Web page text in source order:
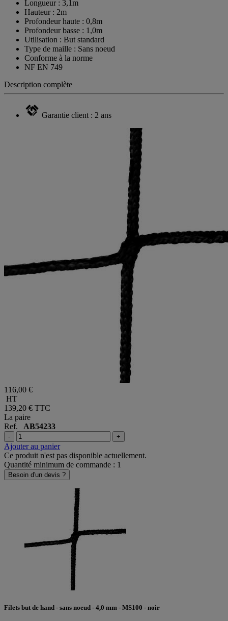
Longueur : 3,1m
Hauteur : 2m
Profondeur haute : 0,8m
Profondeur basse : 1,0m
Utilisation : But standard
Type de maille : Sans noeud
Conforme à la norme
NF EN 749
Description complète
Garantie client : 2 ans
116,00 €
HT
139,20 € TTC
La paire
Ref. AB54233
- +
Ajouter au panier
Ce produit n'est pas disponible actuellement.
Quantité minimum de commande : 1
Besoin d'un devis ?
Filets but de hand - sans noeud - 4,0 mm - MS100 - noir